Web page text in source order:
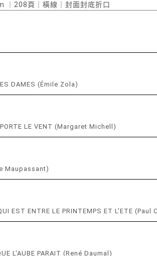
｜208頁｜橫線｜封面封底折口
DAMES (Émile Zola)
LE VENT (Margaret Michell)
Maupassant)
EST ENTRE LE PRINTEMPS ET L'ETE (Paul
L'AUBE PARAIT (René Daumal)